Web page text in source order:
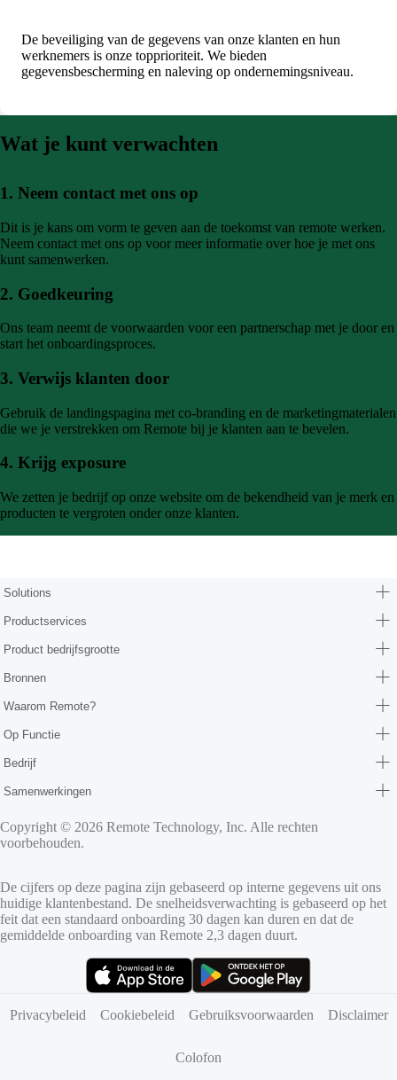
De beveiliging van de gegevens van onze klanten en hun
werknemers is onze topprioriteit. We bieden
gegevensbescherming en naleving op ondernemingsniveau.
Wat je kunt verwachten
1. Neem contact met ons op
Dit is je kans om vorm te geven aan de toekomst van remote werken.
Neem contact met ons op voor meer informatie over hoe je met ons
kunt samenwerken.
2. Goedkeuring
Ons team neemt de voorwaarden voor een partnerschap met je door en
start het onboardingsproces.
3. Verwijs klanten door
Gebruik de landingspagina met co-branding en de marketingmaterialen
die we je verstrekken om Remote bij je klanten aan te bevelen.
4. Krijg exposure
We zetten je bedrijf op onze website om de bekendheid van je merk en
producten te vergroten onder onze klanten.
Solutions
Productservices
Product bedrijfsgrootte
Bronnen
Waarom Remote?
Op Functie
Bedrijf
Samenwerkingen
Copyright © 2026 Remote Technology, Inc. Alle rechten
voorbehouden.
De cijfers op deze pagina zijn gebaseerd op interne gegevens uit ons
huidige klantenbestand. De snelheidsverwachting is gebaseerd op het
feit dat een standaard onboarding 30 dagen kan duren en dat de
gemiddelde onboarding van Remote 2,3 dagen duurt.
Privacybeleid
Cookiebeleid Gebruiksvoorwaarden Disclaimer
Colofon